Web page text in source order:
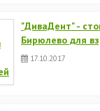
"ДиваДент" -
Бирюлево для
17.10.2017